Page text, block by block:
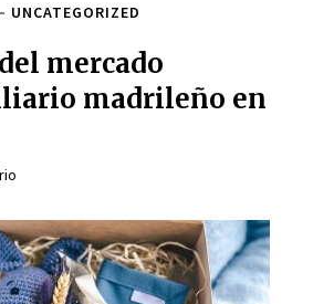
UNCATEGORIZED
mercado
madrileño en